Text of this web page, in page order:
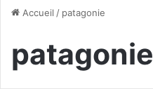
Accueil / patagonie
patagonie